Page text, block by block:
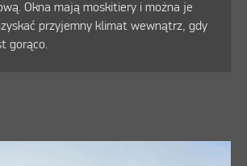
Okna mają moskitiery i można je
przyjemny klimat wewnątrz, gdy
gorąco.